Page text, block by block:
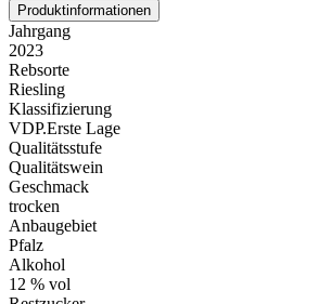
Produktinformationen
Jahrgang
2023
Rebsorte
Riesling
Klassifizierung
VDP.Erste Lage
Qualitätsstufe
Qualitätswein
Geschmack
trocken
Anbaugebiet
Pfalz
Alkohol
12 % vol